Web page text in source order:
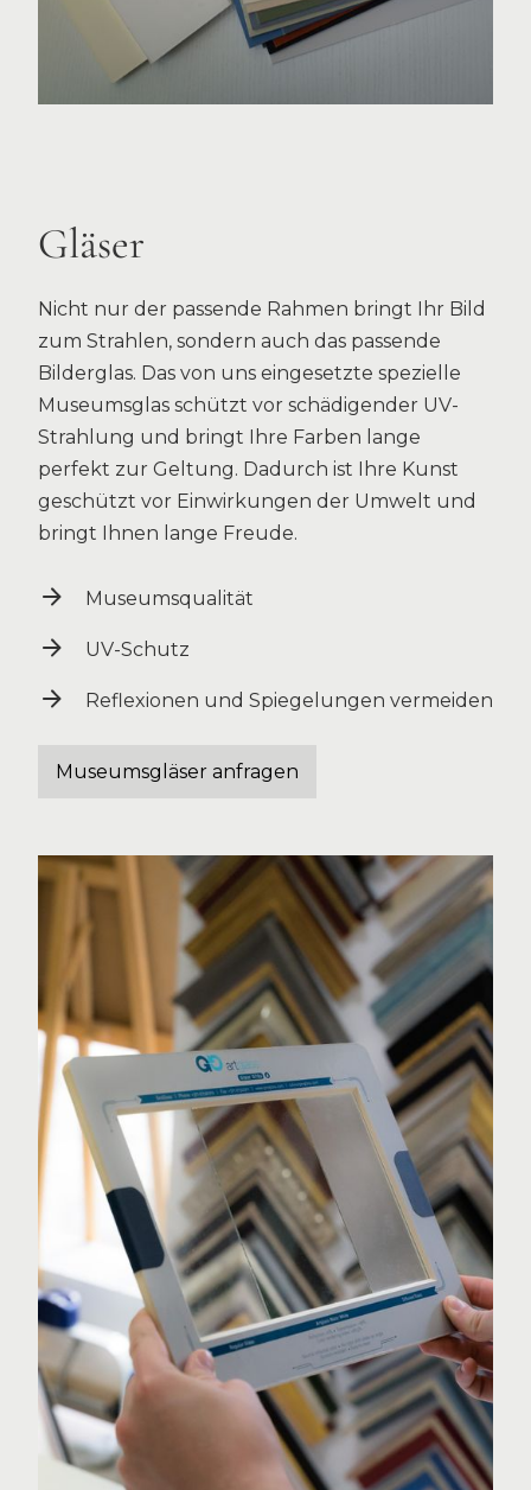
Gläser
Nicht nur der passende Rahmen bringt Ihr Bild
zum Strahlen, sondern auch das passende
Bilderglas. Das von uns eingesetzte spezielle
Museumsglas schützt vor schädigender UV-
Strahlung und bringt Ihre Farben lange
perfekt zur Geltung. Dadurch ist Ihre Kunst
geschützt vor Einwirkungen der Umwelt und
bringt Ihnen lange Freude.
Museumsqualität
UV-Schutz
Reflexionen und Spiegelungen vermeiden
Museumsgläser anfragen